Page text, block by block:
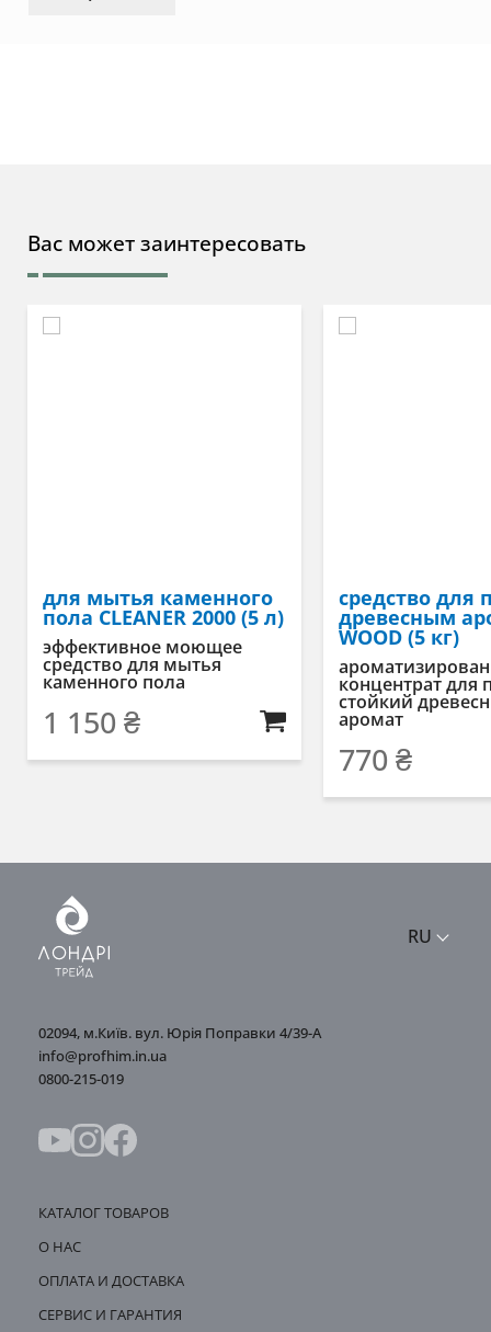
Вас может заинтересовать
для мытья каменного
пола CLEANER 2000 (5 л)
эффективное моющее
средство для мытья
каменного пола
1 150 ₴
средство для
древесным
WOOD (5 кг)
концентрат для
стойкий
аромат
770 ₴
RU
02094, м.Київ. вул. Юрія Поправки 4/39-А
info@profhim.in.ua
0800-215-019
КАТАЛОГ ТОВАРОВ
О НАС
ОПЛАТА И ДОСТАВКА
СЕРВИС И ГАРАНТИЯ